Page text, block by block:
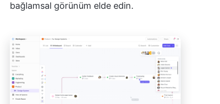
bağlamsal görünüm elde edin.